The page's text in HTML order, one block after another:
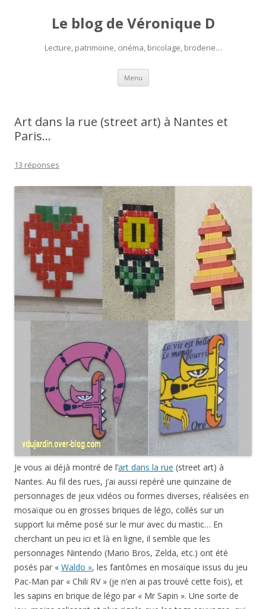
Le blog de Véronique D
Lecture, patrimoine, cinéma, bricolage, broderie…
Menu Aller
contenu
Art dans la rue (street art) à Nantes et
Paris…
13 réponses
Je vous ai déjà montré de l’art dans la rue (street art) à
Nantes. Au fil des rues, j’ai aussi repéré une quinzaine de
personnages de jeux vidéos ou formes diverses, réalisées en
mosaïque ou en grosses briques de légo, collés sur un
support lui même posé sur le mur avec du mastic… En
cherchant un peu ici et là en ligne, il semble que les
personnages Nintendo (Mario Bros, Zelda, etc.) ont été
posés par « Waldo », les fantômes en mosaïque issus du jeu
Pac-Man par « Chili RV » (je n’en ai pas trouvé cette fois), et
les sapins en brique de légo par « Mr Sapin ». Une sorte de